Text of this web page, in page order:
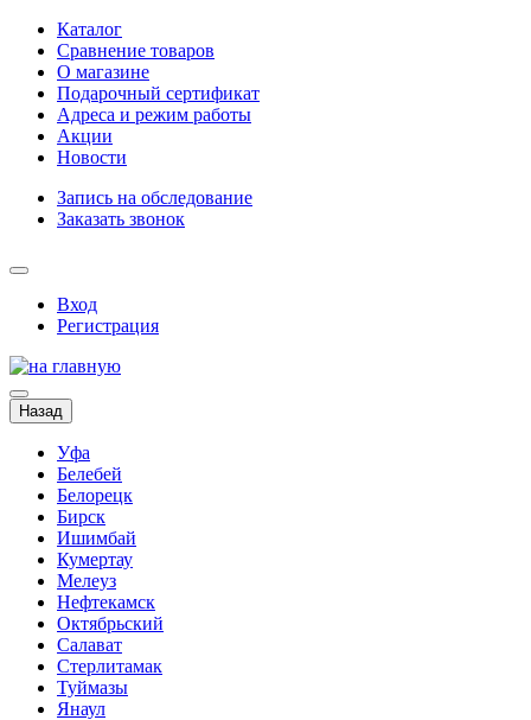
Каталог
Сравнение товаров
О магазине
Подарочный сертификат
Адреса и режим работы
Акции
Новости
Запись на обследование
Заказать звонок
Вход
Регистрация
Назад
Уфа
Белебей
Белорецк
Бирск
Ишимбай
Кумертау
Мелеуз
Нефтекамск
Октябрьский
Салават
Стерлитамак
Туймазы
Янаул